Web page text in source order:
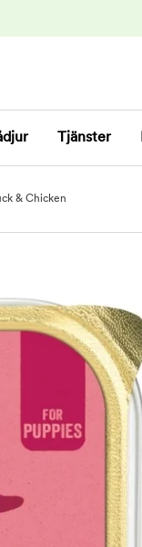
Tjänster
& Chicken